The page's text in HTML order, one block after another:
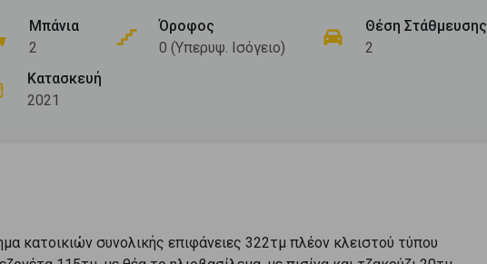
Μπάνια
2
Όροφος
0 (Υπερυψ. Ισόγειο)
Θέση Στάθμευσης
2
Κατασκευή
2021
κατοικιών συνολικής επιφάνειες 322τμ πλέον κλειστού τύπου